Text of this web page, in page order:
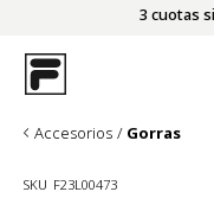
3 cuotas
Accesorios Gorras
SKU F23L00473